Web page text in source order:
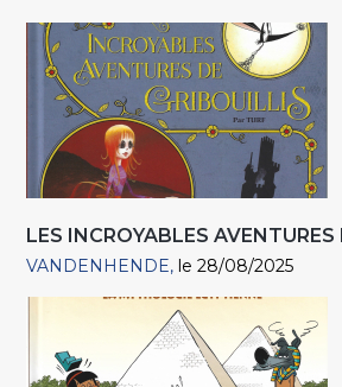
LES INCROYABLES
VANDENHENDE le 28/08/2025